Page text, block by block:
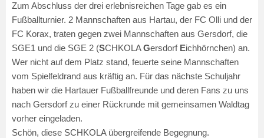
Zum Abschluss der drei erlebnisreichen Tage gab es ein
Fußballturnier. 2 Mannschaften aus Hartau, der FC Olli und der
FC Korax, traten gegen zwei Mannschaften aus Gersdorf, die
SGE1 und die SGE 2 (SCHKOLAGersdorf Eichhörnchen) an.
Wer nicht auf dem Platz stand, feuerte seine Mannschaften
vom Spielfeldrand aus kräftig an. Für das nächste Schuljahr
haben wir die Hartauer Fußballfreunde und deren Fans zu uns
nach Gersdorf zu einer Rückrunde mit gemeinsamen Waldtag
vorher eingeladen.
Schön, diese SCHKOLA übergreifende Begegnung.